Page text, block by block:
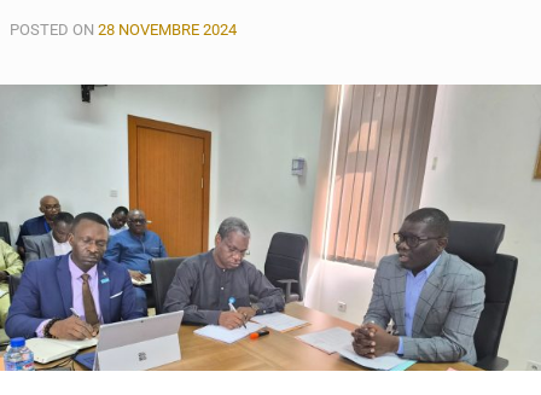
les
Partenariats
Entre
Grandes
et
Petites
Entreprises
POSTED ON 28 NOVEMBRE 2024